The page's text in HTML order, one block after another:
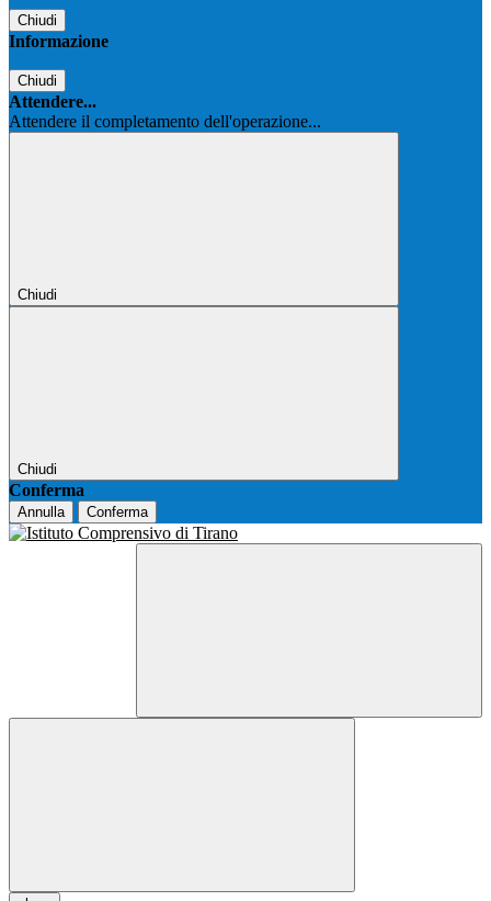
Chiudi
Informazione
Chiudi
Attendere...
Attendere il completamento dell'operazione...
Chiudi
Chiudi
Conferma
Annulla Conferma